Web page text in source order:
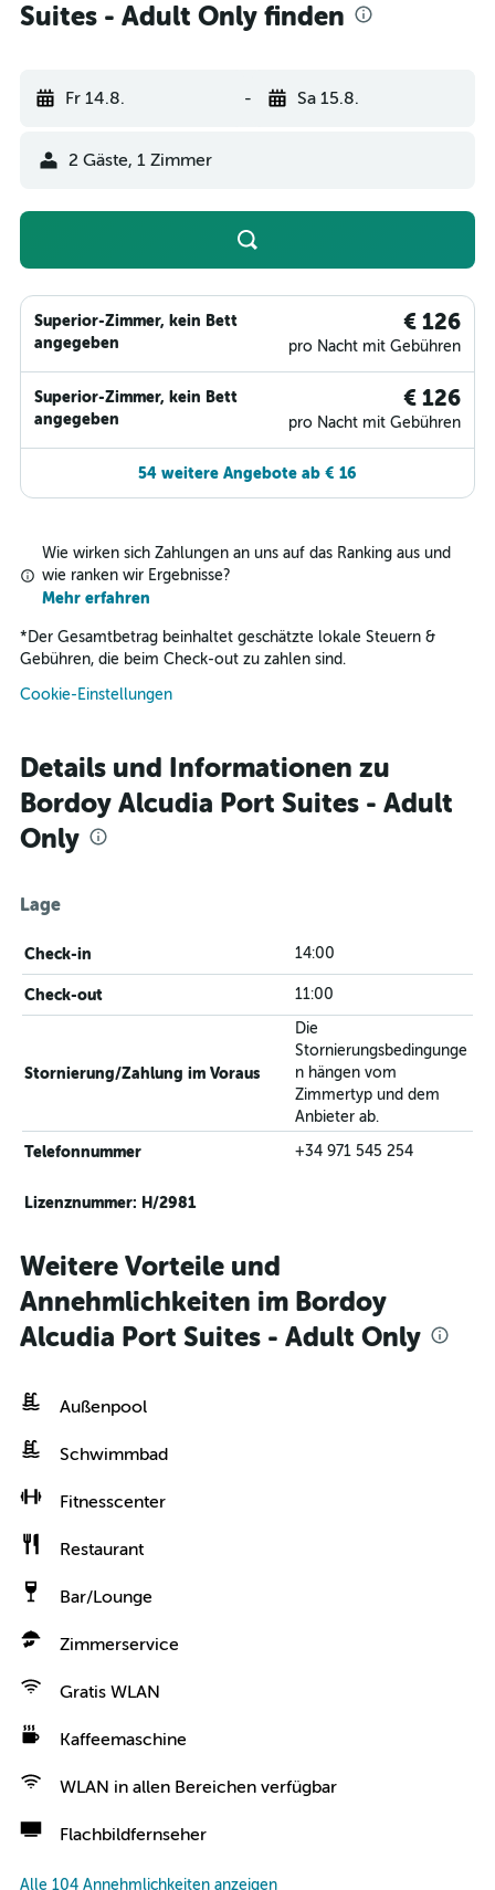
Suites - Adult Only finden
Fr 14.8. - Sa 15.8.
2 Gäste, 1 Zimmer
Superior-Zimmer, kein Bett
angegeben
€ 126
pro Nacht mit Gebühren
Superior-Zimmer, kein Bett
angegeben
€ 126
pro Nacht mit Gebühren
54 weitere Angebote ab € 16
Wie wirken sich Zahlungen an uns auf das Ranking aus und
wie ranken wir Ergebnisse?
Mehr erfahren
* Der Gesamtbetrag beinhaltet geschätzte lokale Steuern &
Gebühren, die beim Check-out zu zahlen sind.
Cookie-Einstellungen
Details und Informationen zu
Bordoy Alcudia Port Suites - Adult
Only
Lage
Check-in 14:00
Check-out 11:00
Stornierung/Zahlung im Voraus
Die
Stornierungsbedingunge
n hängen vom
Zimmertyp und dem
Anbieter ab.
Telefonnummer +34 971 545 254
Lizenznummer: H/2981
Weitere Vorteile und
Annehmlichkeiten im Bordoy
Alcudia Port Suites - Adult Only
Außenpool
Schwimmbad
Fitnesscenter
Restaurant
Bar/Lounge
Zimmerservice
Gratis WLAN
Kaffeemaschine
WLAN in allen Bereichen verfügbar
Flachbildfernseher
Alle 104 Annehmlichkeiten anzeigen